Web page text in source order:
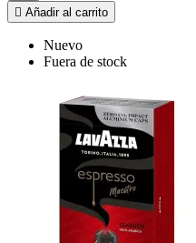
 Añadir al carrito
Nuevo
Fuera de stock